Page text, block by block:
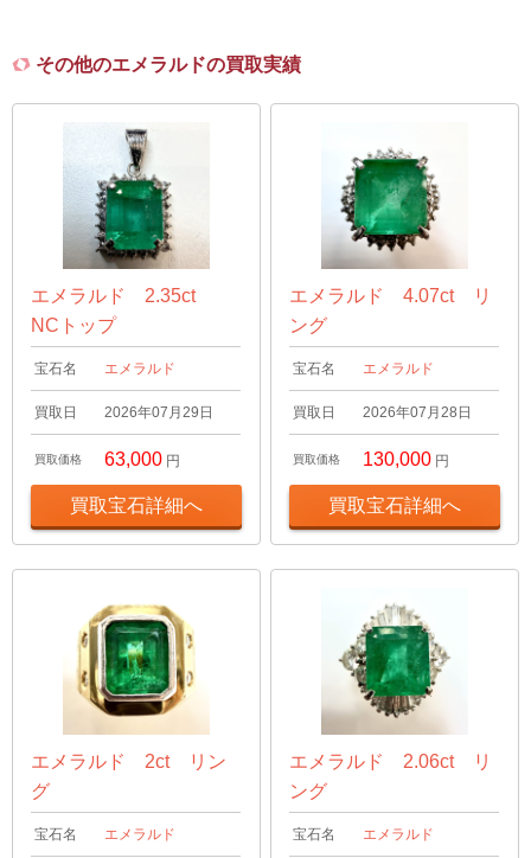
その他のエメラルドの買取実績
エメラルド 2.35ct
NCトップ
宝石名 エメラルド
買取日 2026年07月29日
買取価格 63,000 円
買取宝石詳細へ
エメラルド 4.07ct リ
ング
宝石名 エメラルド
買取日 2026年07月28日
買取価格 130,000 円
買取宝石詳細へ
エメラルド 2ct リン
グ
宝石名 エメラルド
エメラルド 2.06ct リ
ング
宝石名 エメラルド